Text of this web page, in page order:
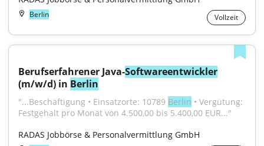
Berlin Vollzeit
Berufserfahrener Java-Softwareentwickler
(m/w/d) in Berlin
"...Beschäftigung • Einsatzorte: 10789 Berlin • Vergütung:
Festgehalt pro Monat von 4.500,00 bis 5.400,00 EUR..."
RADAS Jobbörse & Personalvermittlung GmbH